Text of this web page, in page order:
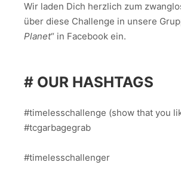
Wir laden Dich herzlich zum
über diese Challenge in unsere
Planet“ in Facebook ein.
# OUR HASHTAGS
#timelesschallenge (show that you
#tcgarbagegrab
#timelesschallenger